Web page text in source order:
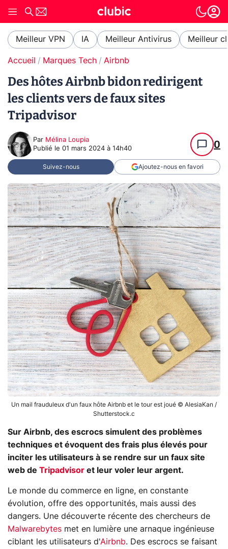
Meilleur VPN IA Meilleur Antivirus Meilleur
Accueil Marques Tech Airbnb
Des hôtes Airbnb bidon redirigent
les clients vers de faux sites
Tripadvisor
Par Mélina Loupia
Publié le 01 mars 2024 à 14h40 0
Suivez-nous Ajoutez-nous en favori
Un mail frauduleux d'un faux hôte Airbnb et le tour est joué © AlesiaKan /
Shutterstock.c
Sur Airbnb, des escrocs simulent des problèmes
techniques et évoquent des frais plus élevés pour
inciter les utilisateurs à se rendre sur un faux site
web de Tripadvisor et leur voler leur argent.
Le monde du commerce en ligne, en constante
évolution, offre des opportunités, mais aussi des
dangers. Une découverte récente des chercheurs de
Malwarebytes met en lumière une arnaque ingénieuse
ciblant les utilisateurs d'Airbnb. Des escrocs se faisant